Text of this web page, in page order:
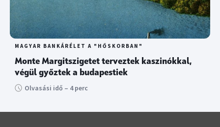
MAGYAR BANKÁRÉLET A "HŐSKORBAN"
Monte Margitszigetet terveztek kaszinókkal,
végül győztek a budapestiek
Olvasási idő – 4 perc